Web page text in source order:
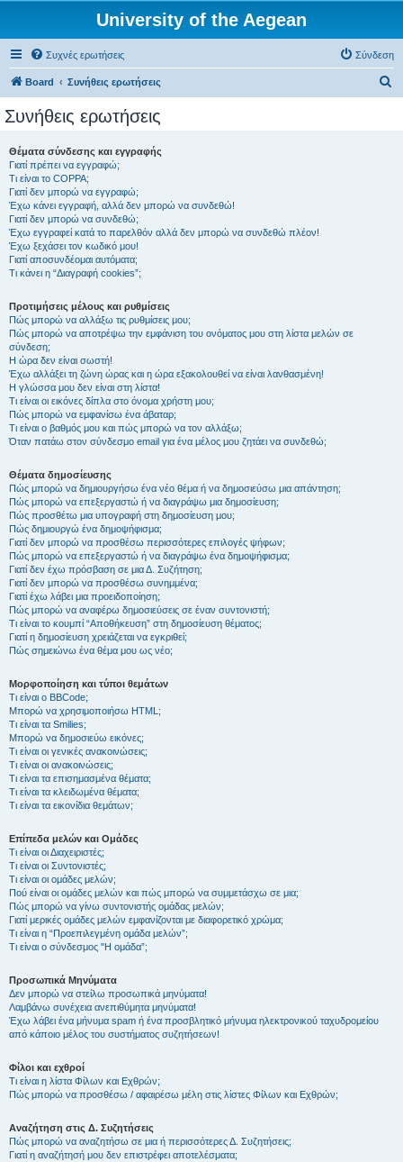
University of the Aegean
Συχνές ερωτήσεις Σύνδεση
Board Συνήθεις ερωτήσεις
Συνήθεις ερωτήσεις
Θέματα σύνδεσης και εγγραφής
Γιατί πρέπει να εγγραφώ;
Τι είναι το COPPA;
Γιατί δεν μπορώ να εγγραφώ;
Έχω κάνει εγγραφή, αλλά δεν μπορώ να συνδεθώ!
Γιατί δεν μπορώ να συνδεθώ;
Έχω εγγραφεί κατά το παρελθόν αλλά δεν μπορώ να συνδεθώ πλέον!
Έχω ξεχάσει τον κωδικό μου!
Γιατί αποσυνδέομαι αυτόματα;
Τι κάνει η “Διαγραφή cookies”;
Προτιμήσεις μέλους και ρυθμίσεις
Πώς μπορώ να αλλάξω τις ρυθμίσεις μου;
Πώς μπορώ να αποτρέψω την εμφάνιση του ονόματος μου στη λίστα μελών σε
σύνδεση;
Η ώρα δεν είναι σωστή!
Έχω αλλάξει τη ζώνη ώρας και η ώρα εξακολουθεί να είναι λανθασμένη!
Η γλώσσα μου δεν είναι στη λίστα!
Τι είναι οι εικόνες δίπλα στο όνομα χρήστη μου;
Πώς μπορώ να εμφανίσω ένα άβαταρ;
Τι είναι ο βαθμός μου και πώς μπορώ να τον αλλάξω;
Όταν πατάω στον σύνδεσμο email για ένα μέλος μου ζητάει να συνδεθώ;
Θέματα δημοσίευσης
Πώς μπορώ να δημιουργήσω ένα νέο θέμα ή να δημοσιεύσω μια απάντηση;
Πώς μπορώ να επεξεργαστώ ή να διαγράψω μια δημοσίευση;
Πώς προσθέτω μια υπογραφή στη δημοσίευση μου;
Πώς δημιουργώ ένα δημοψήφισμα;
Γιατί δεν μπορώ να προσθέσω περισσότερες επιλογές ψήφων;
Πώς μπορώ να επεξεργαστώ ή να διαγράψω ένα δημοψήφισμα;
Γιατί δεν έχω πρόσβαση σε μια Δ. Συζήτηση;
Γιατί δεν μπορώ να προσθέσω συνημμένα;
Γιατί έχω λάβει μια προειδοποίηση;
Πώς μπορώ να αναφέρω δημοσιεύσεις σε έναν συντονιστή;
Τι είναι το κουμπί “Αποθήκευση” στη δημοσίευση θέματος;
Γιατί η δημοσίευση χρειάζεται να εγκριθεί;
Πώς σημειώνω ένα θέμα μου ως νέο;
Μορφοποίηση και τύποι θεμάτων
Τι είναι ο BBCode;
Μπορώ να χρησιμοποιήσω HTML;
Τι είναι τα Smilies;
Μπορώ να δημοσιεύω εικόνες;
Τι είναι οι γενικές ανακοινώσεις;
Τι είναι οι ανακοινώσεις;
Τι είναι τα επισημασμένα θέματα;
Τι είναι τα κλειδωμένα θέματα;
Τι είναι τα εικονίδια θεμάτων;
Επίπεδα μελών και Ομάδες
Τι είναι οι Διαχειριστές;
Τι είναι οι Συντονιστές;
Τι είναι οι ομάδες μελών;
Πού είναι οι ομάδες μελών και πώς μπορώ να συμμετάσχω σε μια;
Πώς μπορώ να γίνω συντονιστής ομάδας μελών;
Γιατί μερικές ομάδες μελών εμφανίζονται με διαφορετικό χρώμα;
Τι είναι η “Προεπιλεγμένη ομάδα μελών”;
Τι είναι ο σύνδεσμος "Η ομάδα”;
Προσωπικά Μηνύματα
Δεν μπορώ να στείλω προσωπικά μηνύματα!
Λαμβάνω συνέχεια ανεπιθύμητα μηνύματα!
Έχω λάβει ένα μήνυμα spam ή ένα προσβλητικό μήνυμα ηλεκτρονικού ταχυδρομείου
από κάποιο μέλος του συστήματος συζητήσεων!
Φίλοι και εχθροί
Τι είναι η λίστα Φίλων και Εχθρών;
Πώς μπορώ να προσθέσω / αφαιρέσω μέλη στις λίστες Φίλων και Εχθρών;
Αναζήτηση στις Δ. Συζητήσεις
Πώς μπορώ να αναζητήσω σε μια ή περισσότερες Δ. Συζητήσεις;
Γιατί η αναζήτησή μου δεν επιστρέφει αποτελέσματα;